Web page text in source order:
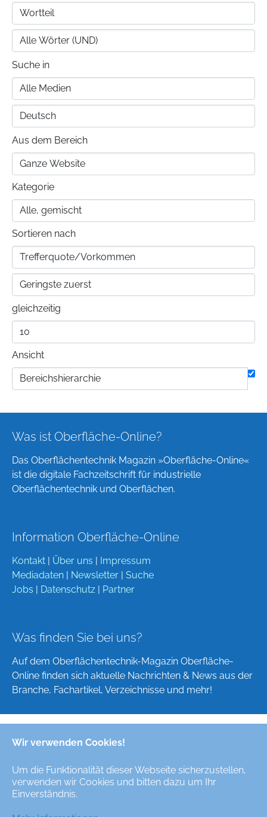
Wir verwenden Cookies!
Um die Funktionalität dieser Webseite sicherzustellen,
verwenden wir Cookies und bitten dazu um Ihr
Einverständnis.
Suche in
Aus dem Bereich
Kategorie
Sortieren nach
gleichzeitig
Ansicht
Was ist Oberfläche-Online?
Das Oberflächentechnik Magazin »Oberfläche-Online«
ist die digitale Fachzeitschrift für industrielle
Oberflächentechnik und Oberflächen.
Information Oberfläche-Online
Kontakt | Über uns | Impressum
Mediadaten | Newsletter | Suche
Jobs | Datenschutz | Partner
Was finden Sie bei uns?
Auf dem Oberflächentechnik-Magazin Oberfläche-
Online finden sich aktuelle Nachrichten & News aus der
Branche, Fachartikel, Verzeichnisse und mehr!
Deutsch
Alle Rechte/All Rights Reserved © Oberfläche-Online,
das digitale Oberflächentechnik-Magazin / the digital
surface technologies magazine